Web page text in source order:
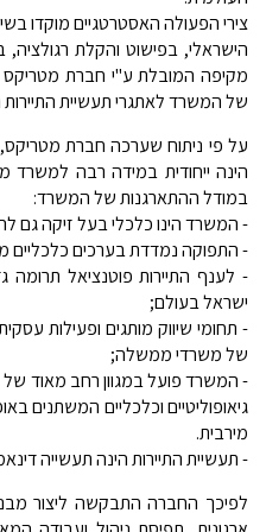
צירי הפעולה האסטרטגיים מוקדו
הישראלי, בפישוט והקלת
מקיפה המובלת ע"י חברת
של המשרד לאתגרי תעשיית התיירות
על פי ניתוח שערכה חברת
הינה ייחודית במידה רבה למשרד
במודל ההתארגנות של המשרד:
- המשרד הינו כלכלי בעל זיקה גם
- התפוקה נמדדת בערכים כלכליים
- לענף התיירות פוטנציאל
ישראל בעולם;
- תחומי שיווק מותגים ופעילות
של משרדי ממשלה;
- המשרד פועל במגוון רחב מאוד של
גיאופוליטיים וכלכליים המשתנים
מירבית.
- תעשיית התיירות הינה תעשייה
לפיכך החברה התבקשה ליצור